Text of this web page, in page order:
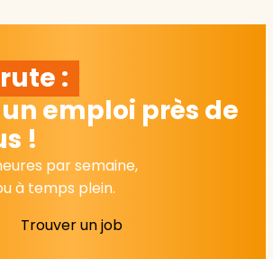
:
emploi près de
!
par semaine,
à temps plein.
Trouver un job